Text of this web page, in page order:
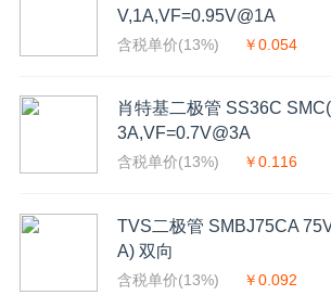
V,1A,VF=0.95V@1A
含税单价(13%) ￥0.054
肖特基二极管 SS36C
3A,VF=0.7V@3A
含税单价(13%) ￥0.116
TVS二极管 SMBJ75CA
A) 双向
含税单价(13%) ￥0.092